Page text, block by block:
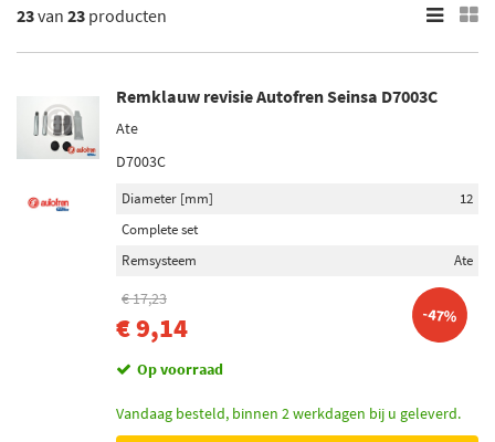
23Resultaten
Merk
Autofren Seinsa (13)
NK (3)
Maxgear (7)
Inbouwplaats
Achteras (14)
Vooras (4)
23van 23 producten
Remklauw revisie Autofren Seinsa D7003C
Ate
D7003C
Diameter [mm]
12
Complete set
Remsysteem
Ate
€ 17,23
€ 9,14 -47%
Op voorraad
Vandaag besteld, binnen 2 werkdagen bij u geleverd.